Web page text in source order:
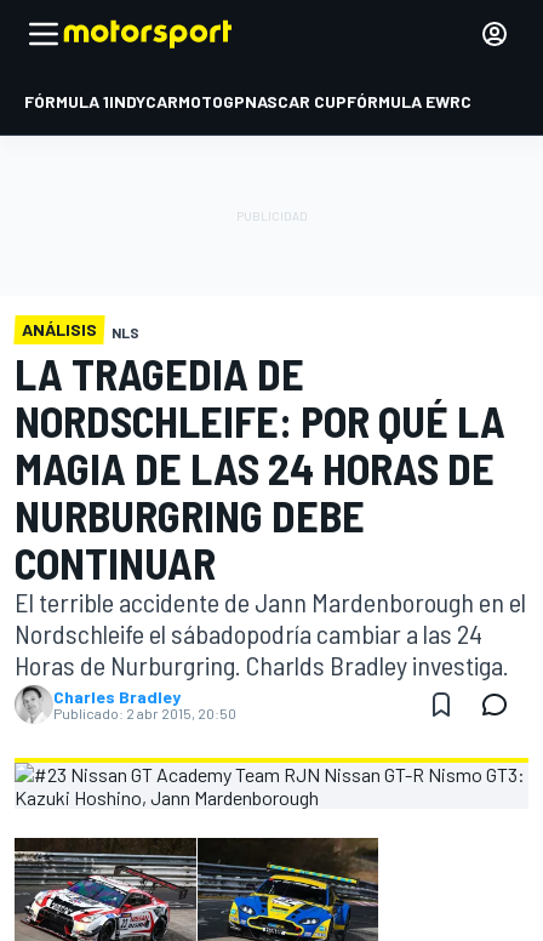
FÓRMULA 1INDYCARMOTOGPNASCAR CUPFÓRMULA EWRC
ANÁLISIS NLS
LA TRAGEDIA DE
NORDSCHLEIFE: POR QUÉ LA
MAGIA DE LAS 24 HORAS DE
NURBURGRING DEBE
CONTINUAR
El terrible accidente de Jann Mardenborough en el
Nordschleife el sábadopodría cambiar a las 24
Horas de Nurburgring. Charlds Bradley investiga.
Charles Bradley
Publicado: 2 abr 2015, 20:50